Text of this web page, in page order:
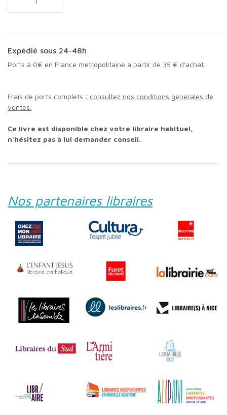
Expédié sous 24-48h
Ports à 0€ en France métropolitaine à partir de 35 € d'achat.
Frais de ports complets : consultez nos conditions générales de
ventes.
Ce livre est disponible chez votre libraire habituel,
n'hésitez pas à lui demander conseil.
Nos partenaires libraires